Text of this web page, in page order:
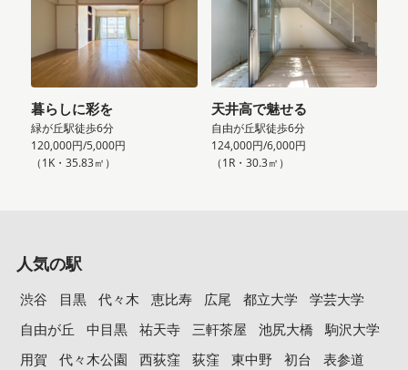
暮らしに彩を
緑が丘駅徒歩6分
120,000円/5,000円
（1K・35.83㎡）
天井高で魅せる
自由が丘駅徒歩6分
124,000円/6,000円
（1R・30.3㎡）
人気の駅
渋谷 目黒 代々木 恵比寿 広尾 都立大学
学芸大学
自由が丘
中目黒 祐天寺 三軒茶屋 池尻大橋
駒沢大学
用賀
代々木公園 西荻窪 荻窪 東中野 初台
表参道